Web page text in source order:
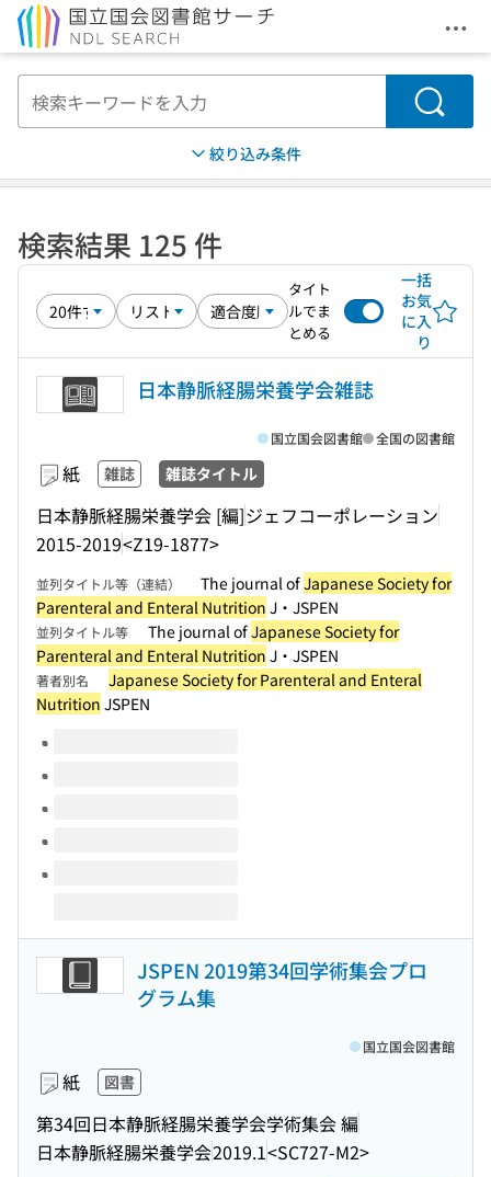
メ
検索
絞り込み条件
検索結果 125 件
タイト
ルでま
とめる
一括
お気
に入
り
日本静脈経腸栄養学会雑誌
紙 雑誌 雑誌タイトル
日本静脈経腸栄養学会 [編]ジェフコーポレーション
2015-2019<Z19-1877>
国立国会図書館 全国の図書館
並列タイトル等（連結） The journal ofJapanese Society for
Parenteral and Enteral Nutrition J・JSPEN
並列タイトル等 The journal ofJapanese Society for
Parenteral and Enteral Nutrition J・JSPEN
著者別名
Japanese Society for Parenteral and Enteral
Nutrition JSPEN
このタイトルの巻号
JSPEN 2019第34回学術集会プロ
グラム集
紙 図書
第34回日本静脈経腸栄養学会学術集会 編
日本静脈経腸栄養学会2019.1<SC727-M2>
国立国会図書館